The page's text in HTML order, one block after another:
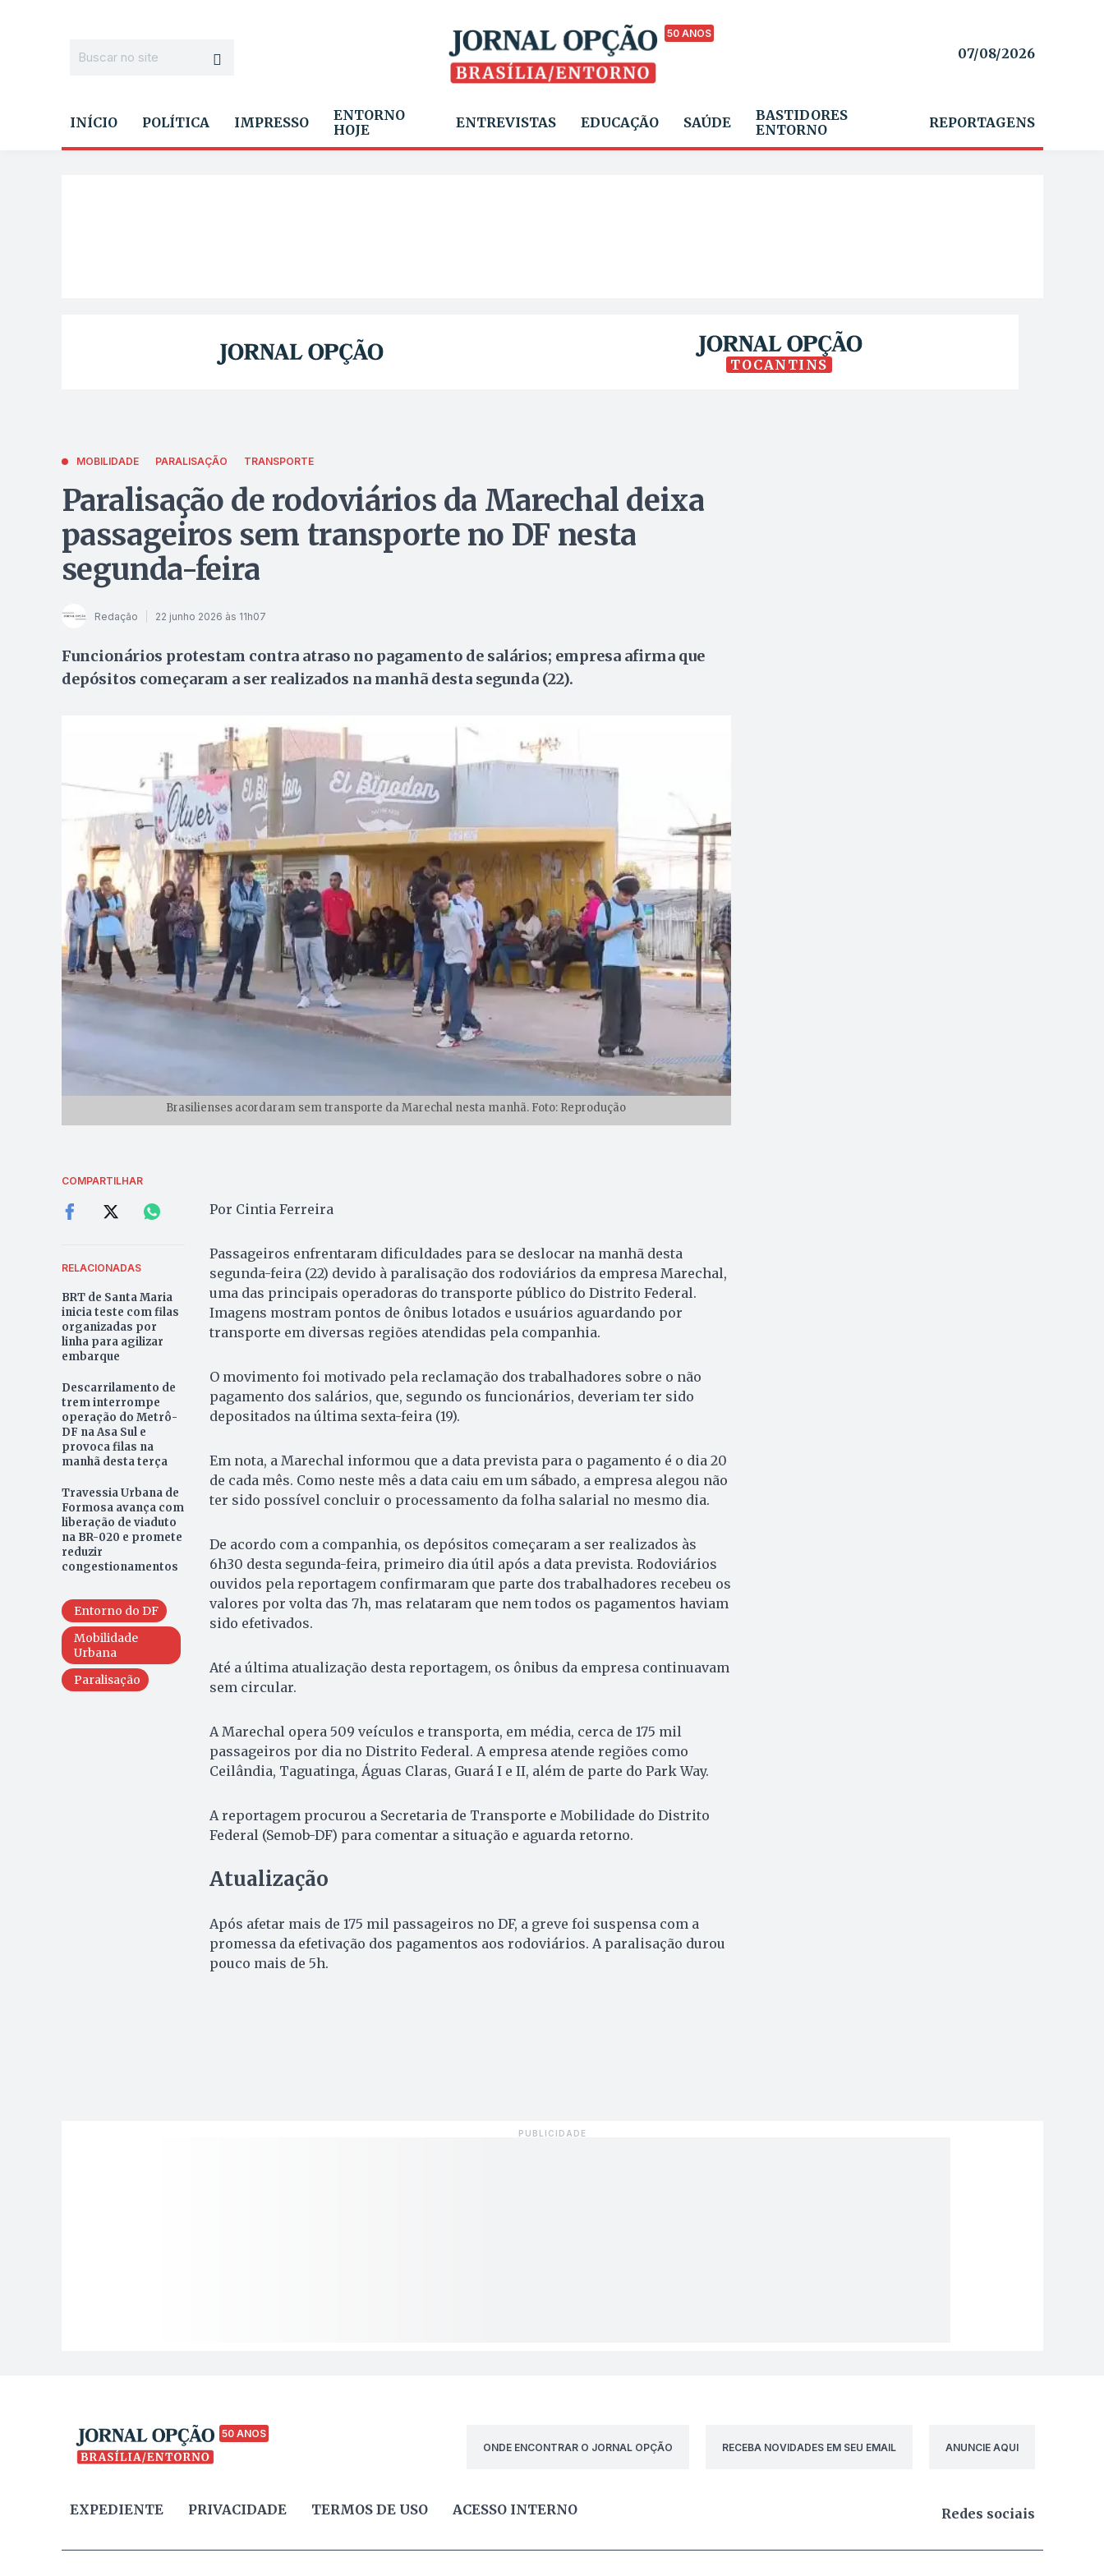
50 ANOS
07/08/2026
INÍCIO POLÍTICA IMPRESSO
ENTORNO
HOJE
ENTREVISTAS EDUCAÇÃO SAÚDE
BASTIDORES
ENTORNO
REPORTAGENS
TOCANTINS
MOBILIDADE PARALISAÇÃO TRANSPORTE
Paralisação de rodoviários da Marechal deixa
passageiros sem transporte no DF nesta
segunda-feira
Redação 22 junho 2026 às 11h07
Funcionários protestam contra atraso no pagamento de salários; empresa afirma que
depósitos começaram a ser realizados na manhã desta segunda (22).
Brasilienses acordaram sem transporte da Marechal nesta manhã. Foto: Reprodução
COMPARTILHAR
RELACIONADAS
BRT de Santa Maria
inicia teste com filas
organizadas por
linha para agilizar
embarque
Descarrilamento de
trem interrompe
operação do Metrô-
DF na Asa Sul e
provoca filas na
manhã desta terça
Travessia Urbana de
Formosa avança com
liberação de viaduto
na BR-020 e promete
reduzir
congestionamentos
Entorno do DF
Mobilidade
Urbana
Paralisação
Por Cintia Ferreira
Passageiros enfrentaram dificuldades para se deslocar na manhã desta
segunda-feira (22) devido à paralisação dos rodoviários da empresa Marechal,
uma das principais operadoras do transporte público do Distrito Federal.
Imagens mostram pontos de ônibus lotados e usuários aguardando por
transporte em diversas regiões atendidas pela companhia.
O movimento foi motivado pela reclamação dos trabalhadores sobre o não
pagamento dos salários, que, segundo os funcionários, deveriam ter sido
depositados na última sexta-feira (19).
Em nota, a Marechal informou que a data prevista para o pagamento é o dia 20
de cada mês. Como neste mês a data caiu em um sábado, a empresa alegou não
ter sido possível concluir o processamento da folha salarial no mesmo dia.
De acordo com a companhia, os depósitos começaram a ser realizados às
6h30 desta segunda-feira, primeiro dia útil após a data prevista. Rodoviários
ouvidos pela reportagem confirmaram que parte dos trabalhadores recebeu os
valores por volta das 7h, mas relataram que nem todos os pagamentos haviam
sido efetivados.
Até a última atualização desta reportagem, os ônibus da empresa continuavam
sem circular.
A Marechal opera 509 veículos e transporta, em média, cerca de 175 mil
passageiros por dia no Distrito Federal. A empresa atende regiões como
Ceilândia, Taguatinga, Águas Claras, Guará I e II, além de parte do Park Way.
A reportagem procurou a Secretaria de Transporte e Mobilidade do Distrito
Federal (Semob-DF) para comentar a situação e aguarda retorno.
Atualização
Após afetar mais de 175 mil passageiros no DF, a greve foi suspensa com a
promessa da efetivação dos pagamentos aos rodoviários. A paralisação durou
pouco mais de 5h.
50 ANOS
ONDE ENCONTRAR O JORNAL OPÇÃO
RECEBA NOVIDADES EM SEU EMAIL ANUNCIE AQUI
EXPEDIENTE PRIVACIDADE TERMOS DE USO ACESSO INTERNO Redes sociais